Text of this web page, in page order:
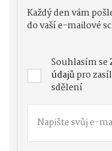
Každý den vám
do vaší e-mailové
Souhlasím se
údajůpro
sdělení